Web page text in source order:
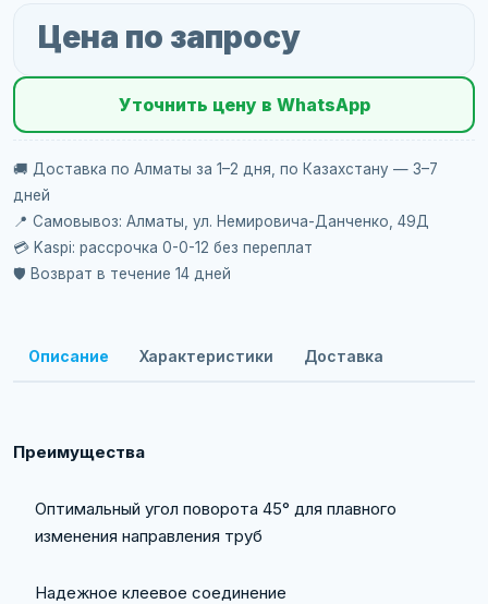
Цена по запросу
Уточнить цену в WhatsApp
🚚 Доставка по Алматы за 1–2 дня, по Казахстану — 3–7
дней
📍 Самовывоз: Алматы, ул. Немировича-Данченко, 49Д
💳 Kaspi: рассрочка 0-0-12 без переплат
🛡️ Возврат в течение 14 дней
Описание Характеристики Доставка
Преимущества
Оптимальный угол поворота 45° для плавного
изменения направления труб
Надежное клеевое соединение